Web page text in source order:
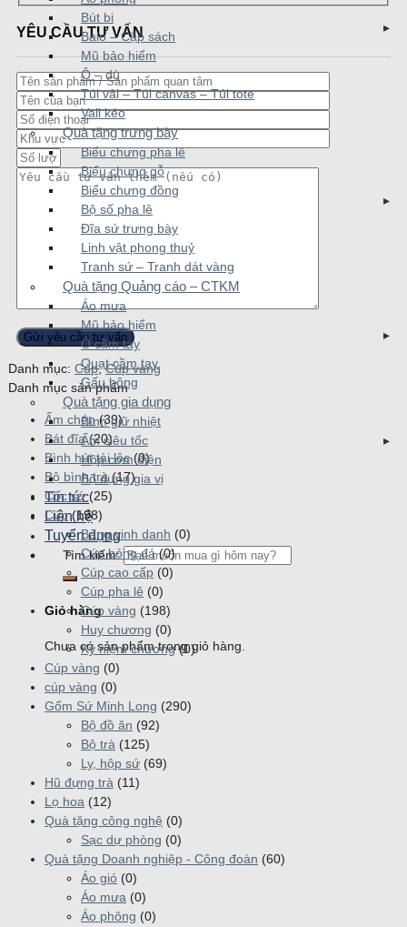
Bút bi
Balo – Cặp sách
Mũ bảo hiểm
Ô – dù
Túi vải – Túi canvas – Túi tote
Vali kéo
Quà tặng trưng bày
Biểu chưng pha lê
Biểu chưng gỗ
Biểu chưng đồng
Bộ số pha lê
Đĩa sứ trưng bày
Linh vật phong thuỷ
Tranh sứ – Tranh dát vàng
Quà tặng Quảng cáo – CTKM
Áo mưa
Mũ bảo hiểm
Ô cầm tay
Quạt cầm tay
Gấu bông
Quà tặng gia dụng
Bình giữ nhiệt
Ấm siêu tốc
Hộp cơm điện
Bộ đựng gia vị
Tin tức
Liên hệ
Tuyển dụng
Tìm kiếm:
Giỏ hàng
Chưa có sản phẩm trong giỏ hàng.
YÊU CẦU TƯ VẤN
Danh mục: Cúp,Cúp vàng
Danh mục sản phẩm
Ấm chén (39)
Bát đĩa (20)
Bình hút tài lộc (0)
Bộ bình trà (17)
Cốc sứ (25)
Cúp (198)
Bảng vinh danh (0)
Cúp bóng đá (0)
Cúp cao cấp (0)
Cúp pha lê (0)
Cúp vàng (198)
Huy chương (0)
Kỷ niệm chương (0)
Cúp vàng (0)
cúp vàng (0)
Gốm Sứ Minh Long (290)
Bộ đồ ăn (92)
Bộ trà (125)
Ly, hộp sứ (69)
Hũ đựng trà (11)
Lọ hoa (12)
Quà tặng công nghệ (0)
Sạc dự phòng (0)
Quà tặng Doanh nghiệp - Công đoàn (60)
Áo gió (0)
Áo mưa (0)
Áo phông (0)